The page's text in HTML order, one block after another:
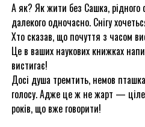
А як? Як жити без Сашка, рідного
далекого одночасно. Снігу
Хто сказав, що почуття з часом
Це в ваших наукових книжках
вистигає!
Досі душа тремтить, немов
голосу. Адже це ж не жарт —
років, що вже говорити!